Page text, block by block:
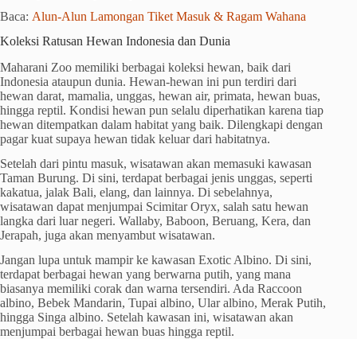
Baca: Alun-Alun Lamongan Tiket Masuk & Ragam Wahana
Koleksi Ratusan Hewan Indonesia dan Dunia
Maharani Zoo memiliki berbagai koleksi hewan, baik dari
Indonesia ataupun dunia. Hewan-hewan ini pun terdiri dari
hewan darat, mamalia, unggas, hewan air, primata, hewan buas,
hingga reptil. Kondisi hewan pun selalu diperhatikan karena tiap
hewan ditempatkan dalam habitat yang baik. Dilengkapi dengan
pagar kuat supaya hewan tidak keluar dari habitatnya.
Setelah dari pintu masuk, wisatawan akan memasuki kawasan
Taman Burung. Di sini, terdapat berbagai jenis unggas, seperti
kakatua, jalak Bali, elang, dan lainnya. Di sebelahnya,
wisatawan dapat menjumpai Scimitar Oryx, salah satu hewan
langka dari luar negeri. Wallaby, Baboon, Beruang, Kera, dan
Jerapah, juga akan menyambut wisatawan.
Jangan lupa untuk mampir ke kawasan Exotic Albino. Di sini,
terdapat berbagai hewan yang berwarna putih, yang mana
biasanya memiliki corak dan warna tersendiri. Ada Raccoon
albino, Bebek Mandarin, Tupai albino, Ular albino, Merak Putih,
hingga Singa albino. Setelah kawasan ini, wisatawan akan
menjumpai berbagai hewan buas hingga reptil.